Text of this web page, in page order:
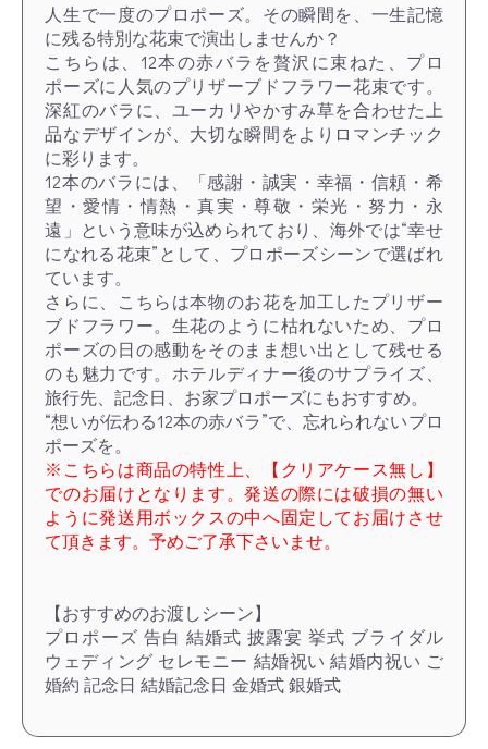
人生で一度のプロポーズ。その瞬間を、一生記憶
に残る特別な花束で演出しませんか？
こちらは、12本の赤バラを贅沢に束ねた、プロ
ポーズに人気のプリザーブドフラワー花束です。
深紅のバラに、ユーカリやかすみ草を合わせた上
品なデザインが、大切な瞬間をよりロマンチック
に彩ります。
12本のバラには、「感謝・誠実・幸福・信頼・希
望・愛情・情熱・真実・尊敬・栄光・努力・永
遠」という意味が込められており、海外では“幸せ
になれる花束”として、プロポーズシーンで選ばれ
ています。
さらに、こちらは本物のお花を加工したプリザー
ブドフラワー。生花のように枯れないため、プロ
ポーズの日の感動をそのまま想い出として残せる
のも魅力です。ホテルディナー後のサプライズ、
旅行先、記念日、お家プロポーズにもおすすめ。
“想いが伝わる12本の赤バラ”で、忘れられないプロ
ポーズを。
※こちらは商品の特性上、【クリアケース無し】
でのお届けとなります。発送の際には破損の無い
ように発送用ボックスの中へ固定してお届けさせ
て頂きます。予めご了承下さいませ。
【おすすめのお渡しシーン】
プロポーズ 告白 結婚式 披露宴 挙式 ブライダル
ウェディング セレモニー 結婚祝い 結婚内祝い ご
婚約 記念日 結婚記念日 金婚式 銀婚式